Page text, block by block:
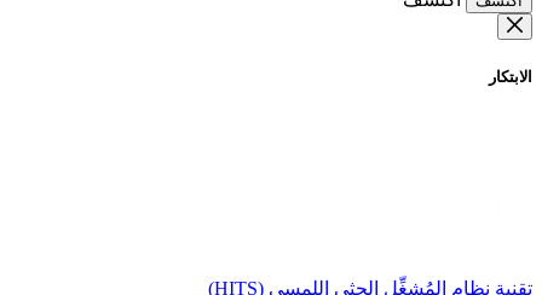
الابتكار
تقنية نظام المُشغِّل الحثي اللمسي (HITS)